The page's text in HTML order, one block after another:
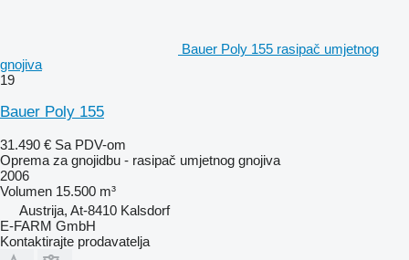
Bauer Poly 155 rasipač umjetnog
gnojiva
19
Bauer Poly 155
31.490 € Sa PDV-om
Oprema za gnojidbu - rasipač umjetnog gnojiva
2006
Volumen 15.500 m³
Austrija, At-8410 Kalsdorf
E-FARM GmbH
Kontaktirajte prodavatelja